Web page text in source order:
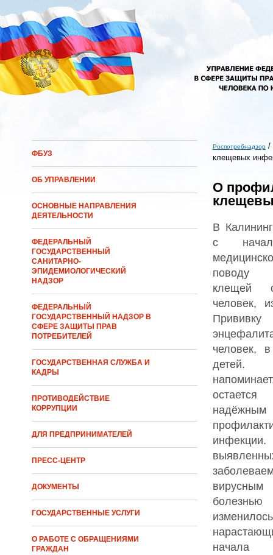
Перейти к основному содержанию
ФБУЗ
ОБ УПРАВЛЕНИИ
ОСНОВНЫЕ НАПРАВЛЕНИЯ
ДЕЯТЕЛЬНОСТИ
ФЕДЕРАЛЬНЫЙ
ГОСУДАРСТВЕННЫЙ
САНИТАРНО-
ЭПИДЕМИОЛОГИЧЕСКИЙ
НАДЗОР
ФЕДЕРАЛЬНЫЙ
ГОСУДАРСТВЕННЫЙ НАДЗОР В
СФЕРЕ ЗАЩИТЫ ПРАВ
ПОТРЕБИТЕЛЕЙ
ГОСУДАРСТВЕННАЯ СЛУЖБА И
КАДРЫ
ПРОТИВОДЕЙСТВИЕ
КОРРУПЦИИ
ДЛЯ ПРЕДПРИНИМАТЕЛЕЙ
ПРЕСС-ЦЕНТР
ДОКУМЕНТЫ
ГОСУДАРСТВЕННЫЕ УСЛУГИ
О РАБОТЕ С ОБРАЩЕНИЯМИ
ГРАЖДАН
Вы здесь
Роспотребнадзор /
клещевых
О
В
с
поводу
клещей
человек,
человек,
детей.
вирусным